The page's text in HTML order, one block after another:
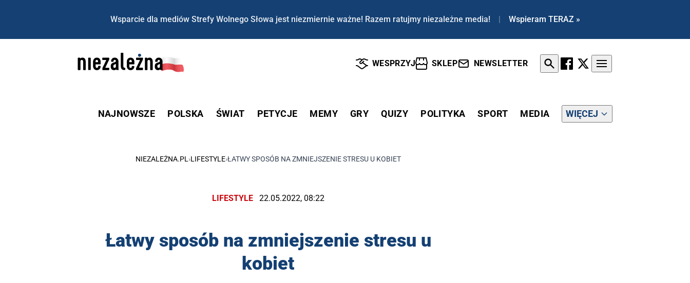
Wsparcie dla mediów Strefy Wolnego Słowa jest niezmiernie ważne! Razem ratujmy niezależne media! | Wspieram TERAZ »
WESPRZYJ SKLEP NEWSLETTER
NAJNOWSZE POLSKA ŚWIAT PETYCJE MEMY GRY QUIZY POLITYKA SPORT MEDIA WIĘCEJ
NIEZALEŻNA.PL ›LIFESTYLE›ŁATWY SPOSÓB NA ZMNIEJSZENIE STRESU U KOBIET
LIFESTYLE 22.05.2022, 08:22
Łatwy sposób na zmniejszenie stresu u
kobiet